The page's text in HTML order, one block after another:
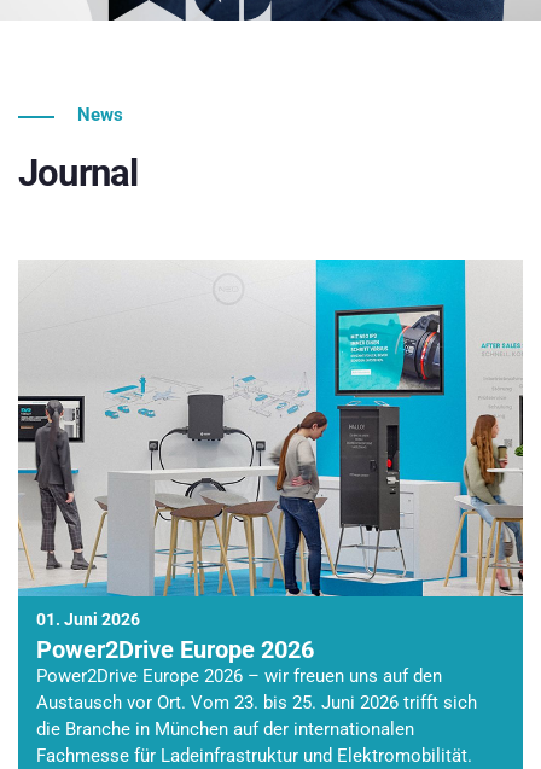
News
Journal
01. Juni 2026
Power2Drive Europe 2026
Power2Drive Europe 2026 – wir freuen uns auf den
Austausch vor Ort. Vom 23. bis 25. Juni 2026 trifft sich
die Branche in München auf der internationalen
Fachmesse für Ladeinfrastruktur und Elektromobilität.